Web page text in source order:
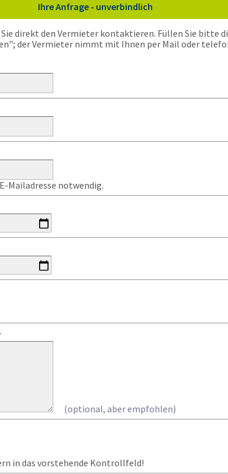
Ihre Anfrage - unverbindlich
direkt den Vermieter kontaktieren. Füllen Sie bitte
der Vermieter nimmt mit Ihnen per Mail oder
Mailadresse notwendig.
(optional, aber empfohlen)
in das vorstehende Kontrollfeld!